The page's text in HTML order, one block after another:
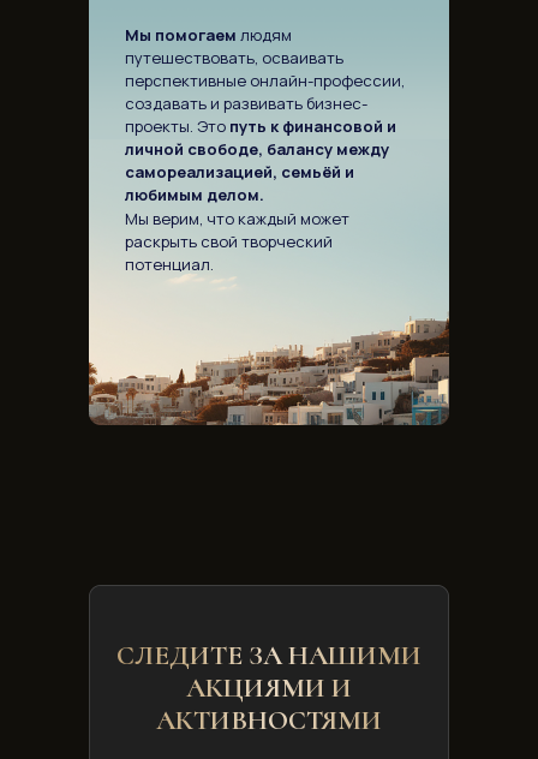
Мы помогаем людям
путешествовать, осваивать
перспективные онлайн-профессии,
создавать и развивать бизнес-
проекты. Это путь к финансовой и
личной свободе, балансу между
самореализацией, семьёй и
любимым делом.
Мы верим, что каждый может
раскрыть свой творческий
потенциал.
СЛЕДИТЕ ЗА НАШИМИ
АКЦИЯМИ И
АКТИВНОСТЯМИ